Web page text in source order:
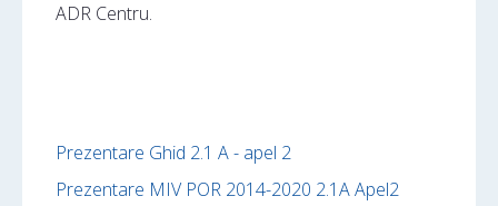
ADR Centru.
Prezentare Ghid 2.1 A - apel 2
Prezentare MIV POR 2014-2020 2.1A Apel2